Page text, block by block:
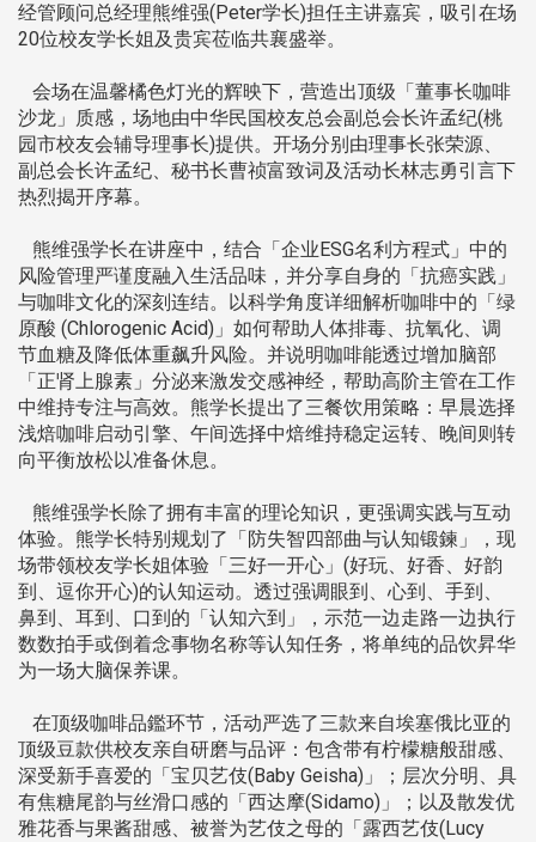
经管顾问总经理熊维强(Peter学长)担任主讲嘉宾，吸引在场
20位校友学长姐及贵宾莅临共襄盛举。
会场在温馨橘色灯光的辉映下，营造出顶级「董事长咖啡
沙龙」质感，场地由中华民国校友总会副总会长许孟纪(桃
园市校友会辅导理事长)提供。开场分别由理事长张荣源、
副总会长许孟纪、秘书长曹祯富致词及活动长林志勇引言下
热烈揭开序幕。
熊维强学长在讲座中，结合「企业ESG名利方程式」中的
风险管理严谨度融入生活品味，并分享自身的「抗癌实践」
与咖啡文化的深刻连结。以科学角度详细解析咖啡中的「绿
原酸 (Chlorogenic Acid)」如何帮助人体排毒、抗氧化、调
节血糖及降低体重飙升风险。并说明咖啡能透过增加脑部
「正肾上腺素」分泌来激发交感神经，帮助高阶主管在工作
中维持专注与高效。熊学长提出了三餐饮用策略：早晨选择
浅焙咖啡启动引擎、午间选择中焙维持稳定运转、晚间则转
向平衡放松以准备休息。
熊维强学长除了拥有丰富的理论知识，更强调实践与互动
体验。熊学长特别规划了「防失智四部曲与认知锻鍊」，现
场带领校友学长姐体验「三好一开心」(好玩、好香、好韵
到、逗你开心)的认知运动。透过强调眼到、心到、手到、
鼻到、耳到、口到的「认知六到」，示范一边走路一边执行
数数拍手或倒着念事物名称等认知任务，将单纯的品饮昇华
为一场大脑保养课。
在顶级咖啡品鑑环节，活动严选了三款来自埃塞俄比亚的
顶级豆款供校友亲自研磨与品评：包含带有柠檬糖般甜感、
深受新手喜爱的「宝贝艺伎(Baby Geisha)」；层次分明、具
有焦糖尾韵与丝滑口感的「西达摩(Sidamo)」；以及散发优
雅花香与果酱甜感、被誉为艺伎之母的「露西艺伎(Lucy